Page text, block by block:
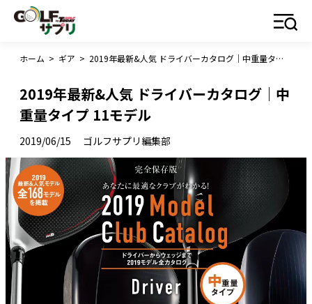
ホーム > ギア > 2019年最新&人気 ドライバーカタログ｜中重量タイプ 11モデル
2019年最新&人気 ドライバーカタログ｜中
重量タイプ 11モデル
2019/06/15 ゴルフサプリ編集部